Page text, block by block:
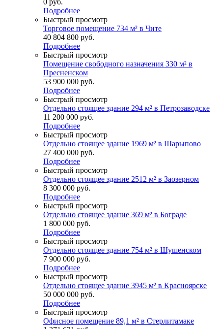
0 руб.
Подробнее
Быстрый просмотр
Торговое помещение 734 м² в Чите
40 804 800 руб.
Подробнее
Быстрый просмотр
Помещение свободного назначения 330 м² в
Пресненском
53 900 000 руб.
Подробнее
Быстрый просмотр
Отдельно стоящее здание 294 м² в Петрозаводске
11 200 000 руб.
Подробнее
Быстрый просмотр
Отдельно стоящее здание 1969 м² в Шарыпово
27 400 000 руб.
Подробнее
Быстрый просмотр
Отдельно стоящее здание 2512 м² в Заозерном
8 300 000 руб.
Подробнее
Быстрый просмотр
Отдельно стоящее здание 369 м² в Бограде
1 800 000 руб.
Подробнее
Быстрый просмотр
Отдельно стоящее здание 754 м² в Шушенском
7 900 000 руб.
Подробнее
Быстрый просмотр
Отдельно стоящее здание 3945 м² в Красноярске
50 000 000 руб.
Подробнее
Быстрый просмотр
Офисное помещение 89,1 м² в Стерлитамаке